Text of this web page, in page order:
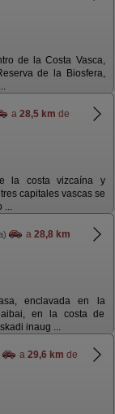
de la Costa Vasca,
de la Biosfera,
a 28,5 km de
la costa vizcaína y
capitales vascas se
...
a 28,8 km
enclavada en la
en la costa de
inaug ...
a 29,6 km de